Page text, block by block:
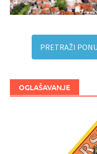
PRETRAŽI
OGLAŠAVANJE